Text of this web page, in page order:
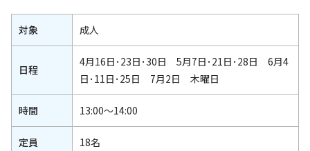
対象 成人
日程
4月16日･23日･30日 5月7日･21日･28日 6月4
日･11日･25日 7月2日 木曜日
時間 13:00～14:00
定員 18名